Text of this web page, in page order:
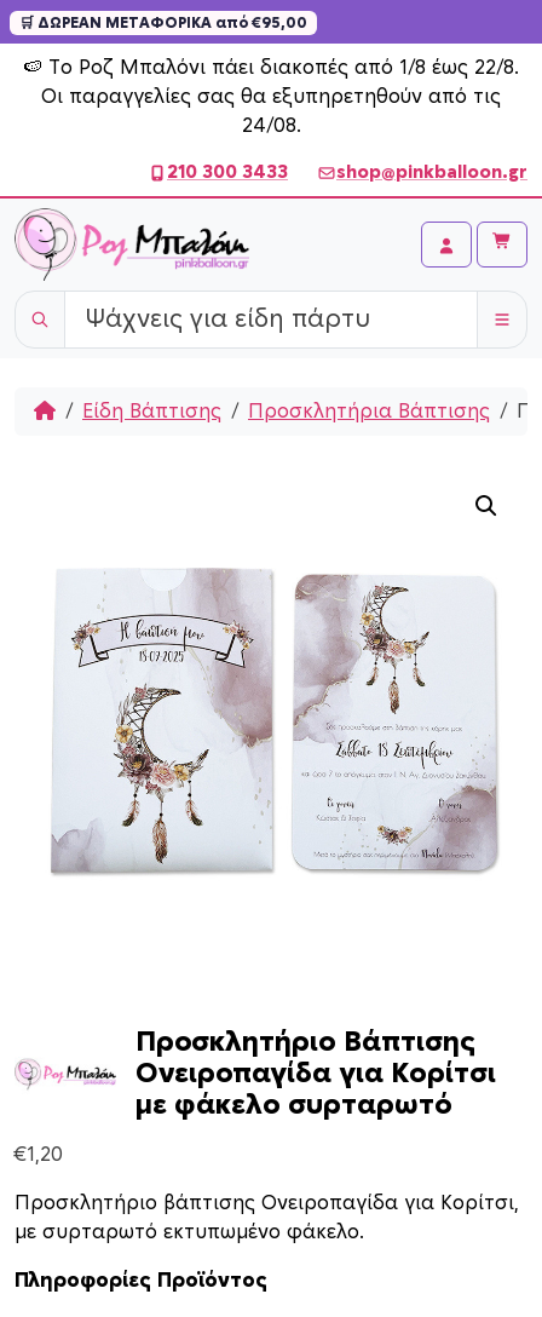
🛒 ΔΩΡΕΑΝ ΜΕΤΑΦΟΡΙΚΑ από €95,00
🍉 Το Ροζ Μπαλόνι πάει διακοπές από 1/8 έως 22/8.
Οι παραγγελίες σας θα εξυπηρετηθούν από τις
24/08.
Skip to content
210 300 3433 shop@pinkballoon.gr
Account
Cart
HomeΕίδη Βάπτισης Προσκλητήρια Βάπτισης
Προσκλητήριο Βάπτισης
Ονειροπαγίδα για Κορίτσι
με φάκελο συρταρωτό
€1,20
Προσκλητήριο βάπτισης Ονειροπαγίδα για Κορίτσι,
με συρταρωτό εκτυπωμένο φάκελο.
Πληροφορίες Προϊόντος